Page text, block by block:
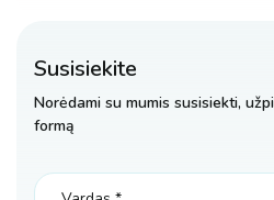
Susisiekite
Norėdami su mumis susisiekti,
formą